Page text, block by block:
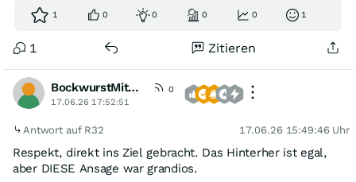
1 0 0 0 0 1
1 Zitieren
BockwurstMitMostrich
0
17.06.26 17:52:51
Antwort auf R32 17.06.26 15:49:46 Uhr
Respekt, direkt ins Ziel gebracht. Das Hinterher ist egal,
aber DIESE Ansage war grandios.